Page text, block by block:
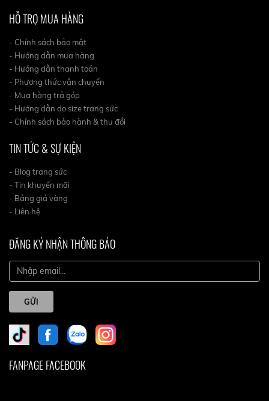
HỖ TRỢ MUA HÀNG
- Chính sách bảo mật
- Hướng dẫn mua hàng
- Hướng dẫn thanh toán
- Phương thức vận chuyển
- Mua hàng trả góp
- Hướng dẫn do size trang sức
- Chính sách bảo hành & thu đổi
TIN TỨC & SỰ KIỆN
- Blog trang sức
- Tin khuyến mãi
- Bảng giá vàng
- Liên hệ
ĐĂNG KÝ NHẬN THÔNG BÁO
GỬI
FANPAGE FACEBOOK